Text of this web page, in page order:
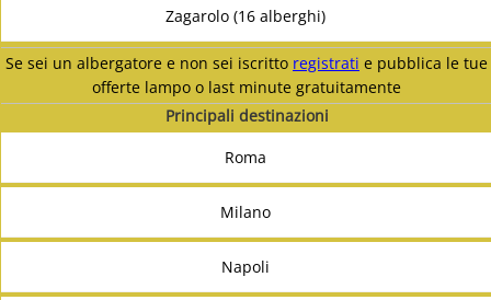
Zagarolo (16 alberghi)
Se sei un albergatore e non sei iscritto registrati e pubblica le tue
offerte lampo o last minute gratuitamente
Principali destinazioni
Roma
Milano
Napoli